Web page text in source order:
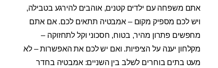
אתם משפחה עם ילדים קטנים, אוהבים להירגע בטבילה,
ויש לכם מספיק מקום – אמבטיה תתאים לכם. אם אתם
מחפשים פתרון מהיר, בטוח, חסכוני וקל לתחזוקה –
מקלחון יענה על הציפיות. ואם יש לכם את האפשרות – לא
מעט בתים בוחרים לשלב בין השניים: אמבטיה בחדר